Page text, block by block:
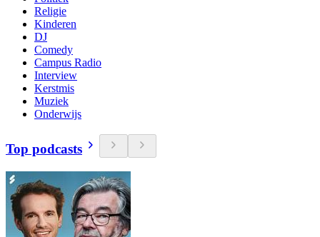
Religie
Kinderen
DJ
Comedy
Campus Radio
Interview
Kerstmis
Muziek
Onderwijs
Top podcasts